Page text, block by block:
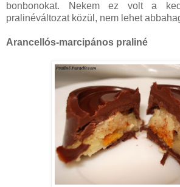
bonbonokat. Nekem ez volt a
pralinéváltozat közül, nem lehet
Arancellós-marcipános praliné